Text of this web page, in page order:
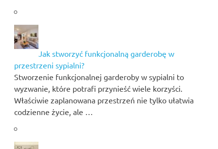
Jak stworzyć funkcjonalną garderobę w
przestrzeni sypialni?
Stworzenie funkcjonalnej garderoby w sypialni to
wyzwanie, które potrafi przynieść wiele korzyści.
Właściwie zaplanowana przestrzeń nie tylko ułatwia
codzienne życie, ale …